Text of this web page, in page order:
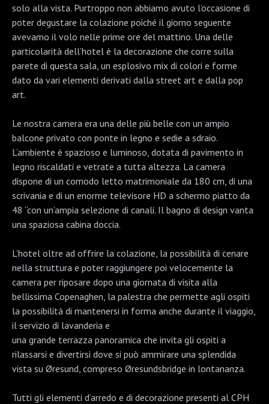
solo alla vista. Purtroppo non abbiamo avuto l’occasione di
poter degustare la colazione poiché il giorno seguente
avevamo il volo nelle prime ore del mattino. Una delle
particolarità dell’hotel è la decorazione che corre sulla
parete di questa sala, un esplosivo mix di colori e forme
dato da vari elementi derivati dalla street art e dalla pop
art.
Le nostra camera era una delle più belle con un ampio
balcone privato ​​con ponte in legno e sedie a sdraio.
L’ambiente è spazioso e luminoso, dotata di pavimento in
legno riscaldati e vetrate a tutta altezza. La camera
dispone di un comodo letto matrimoniale da 180 cm, di una
scrivania e di un enorme televisore HD a schermo piatto da
48 “con un’ampia selezione di canali. Il bagno di design vanta
una spaziosa cabina doccia.
L’hotel oltre ad offrire la colazione, la possibilità di cenare
nella struttura e poter raggiungere poi velocemente la
camera per riposare dopo una giornata di visita alla
bellissima Copenaghen, la palestra che permette agli ospiti
la possibilità di mantenersi in forma anche durante il viaggio,
il servizio di lavanderia e
una grande terrazza panoramica che invita gli ospiti a
rilassarsi e divertirsi dove si può ammirare una splendida
vista su Øresund, compreso Øresundsbridge in lontananza.
Tutti gli elementi d’arredo e di decorazione presenti al CPH